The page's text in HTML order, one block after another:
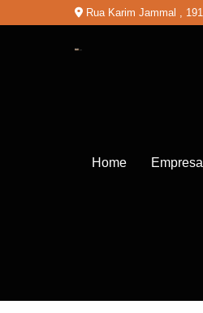
Rua Karim Jammal ,
Home Empresa